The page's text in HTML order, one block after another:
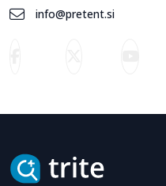
info@pretent.si